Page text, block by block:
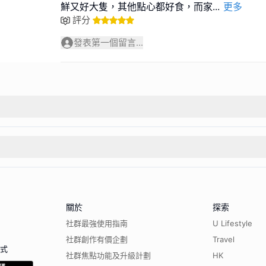
鮮又好大隻，其他點心都好食，而家... 更多
評分
發表第一個留言...
關於
社群最強使用指南
社群創作有價企劃
社群焦點功能及升級計劃
探索
U Lifestyle
Travel
HK